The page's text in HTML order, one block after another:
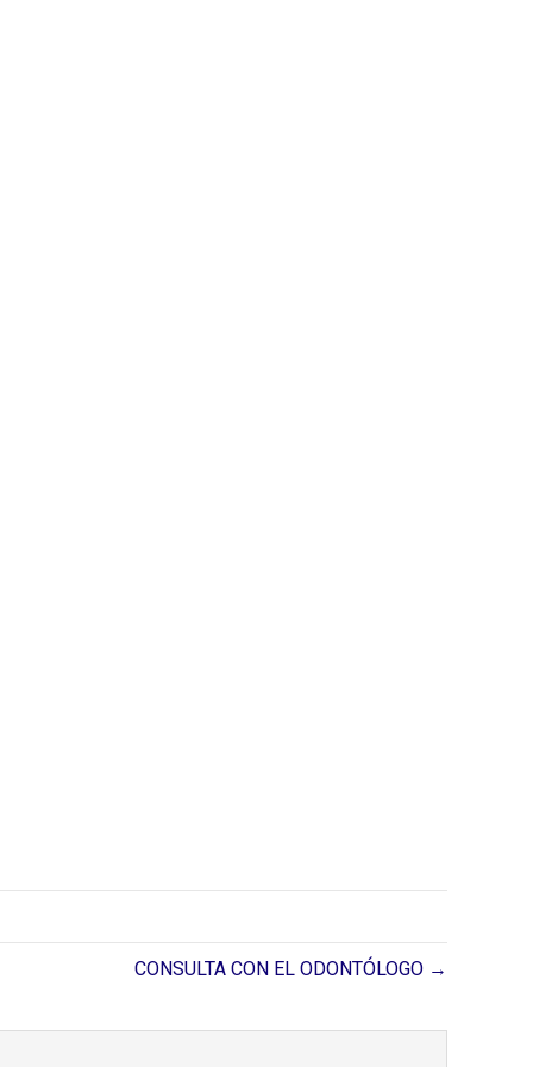
CONSULTA CON EL ODONTÓLOGO →